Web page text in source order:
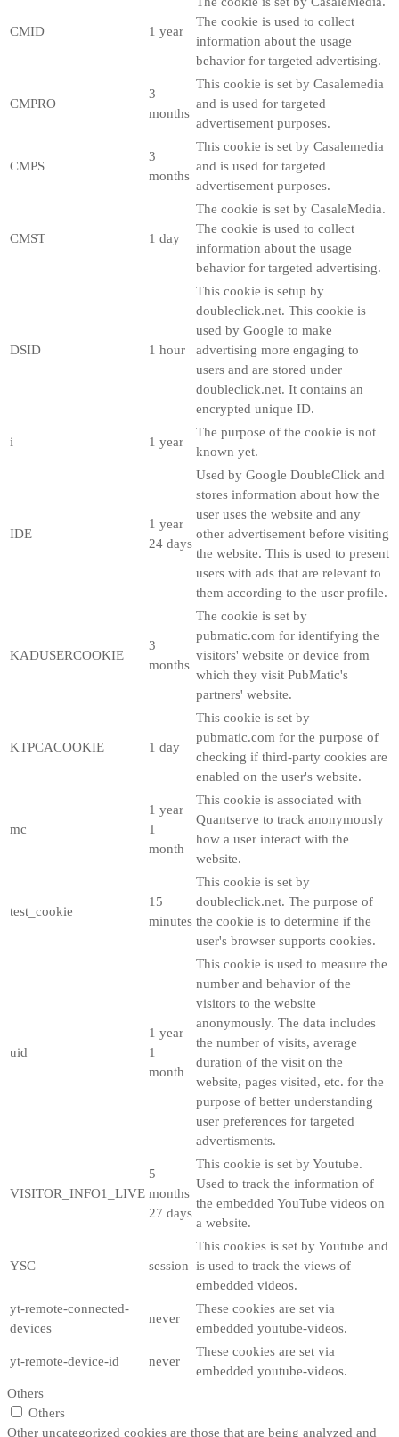
CMID 1 year
The cookie is used to collect
information about the usage
behavior for targeted advertising.
CMPRO
3
months
This cookie is set by Casalemedia
and is used for targeted
advertisement purposes.
CMPS
3
months
This cookie is set by Casalemedia
and is used for targeted
advertisement purposes.
CMST 1 day
The cookie is set by CasaleMedia.
The cookie is used to collect
information about the usage
behavior for targeted advertising.
DSID 1 hour
This cookie is setup by
doubleclick.net. This cookie is
used by Google to make
advertising more engaging to
users and are stored under
doubleclick.net. It contains an
encrypted unique ID.
i 1 year
The purpose of the cookie is not
known yet.
IDE
1 year
24 days
Used by Google DoubleClick and
stores information about how the
user uses the website and any
other advertisement before visiting
the website. This is used to present
users with ads that are relevant to
them according to the user profile.
KADUSERCOOKIE
3
months
The cookie is set by
pubmatic.com for identifying the
visitors' website or device from
which they visit PubMatic's
partners' website.
KTPCACOOKIE 1 day
This cookie is set by
pubmatic.com for the purpose of
checking if third-party cookies are
enabled on the user's website.
mc
1 year
1
month
This cookie is associated with
Quantserve to track anonymously
how a user interact with the
website.
test_cookie
15
minutes
This cookie is set by
doubleclick.net. The purpose of
the cookie is to determine if the
user's browser supports cookies.
uid
1 year
1
month
This cookie is used to measure the
number and behavior of the
visitors to the website
anonymously. The data includes
the number of visits, average
duration of the visit on the
website, pages visited, etc. for the
purpose of better understanding
user preferences for targeted
advertisments.
VISITOR_INFO1_LIVE
5
months
27 days
This cookie is set by Youtube.
Used to track the information of
the embedded YouTube videos on
a website.
YSC session
This cookies is set by Youtube and
is used to track the views of
embedded videos.
yt-remote-connected-
devices
never
These cookies are set via
embedded youtube-videos.
yt-remote-device-id never
These cookies are set via
embedded youtube-videos.
Others
Others
Other uncategorized cookies are those that are being analyzed and